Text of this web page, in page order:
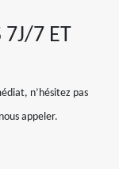
7 ET
n’hésitez pas
appeler.